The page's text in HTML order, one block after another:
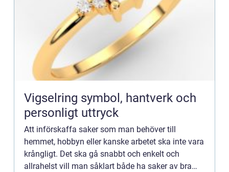
Vigselring symbol, hantverk och
personligt uttryck
Att införskaffa saker som man behöver till
hemmet, hobbyn eller kanske arbetet ska inte vara
krångligt. Det ska gå snabbt och enkelt och
allrahelst vill man såklart både ha saker av bra